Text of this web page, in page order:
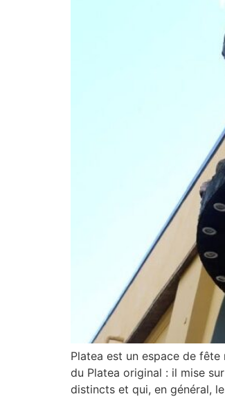
Platea est un espace de fête
du Platea original : il mise
distincts et qui, en général,